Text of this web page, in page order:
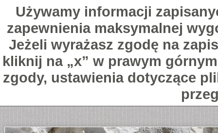
Używamy informacji
zapewnienia maksymalnej
Jeżeli wyrażasz zgodę na
kliknij na „x” w prawym
zgody, ustawienia dotyczące